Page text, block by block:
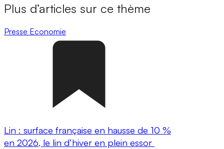
Plus d’articles sur ce thème
Presse Economie
Lin : surface française en hausse de 10 %
en 2026, le lin d’hiver en plein essor